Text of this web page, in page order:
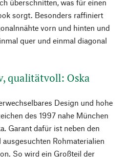
überschnitten, was für einen
sorgt. Besonders raffiniert
vorn und hinten und
quer und einmal diagonal
qualitätvoll: Oska
Design und hohe
des 1997 nahe München
Garant dafür ist neben den
Rohmaterialien
So wird ein Großteil der